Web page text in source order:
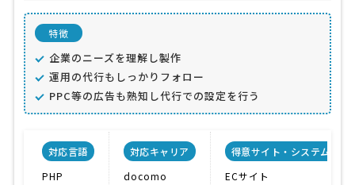
特徴
企業のニーズを理解し製作
運用の代行もしっかりフォロー
PPC等の広告も熟知し代行での設定を行う
対応言語
PHP
対応キャリア
docomo
得意サイト・システム
ECサイト